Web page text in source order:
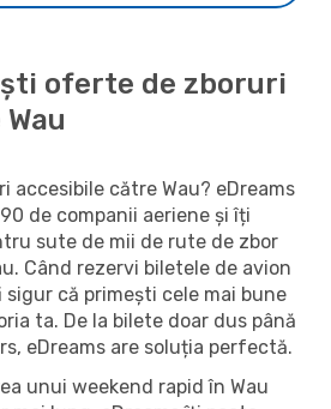
oferte de zboruri
accesibile către Wau? eDreams
de companii aeriene și îți
sute de mii de rute de zbor
Când rezervi biletele de avion
că primești cele mai bune
ta. De la bilete doar dus până
eDreams are soluția perfectă.
unui weekend rapid în Wau